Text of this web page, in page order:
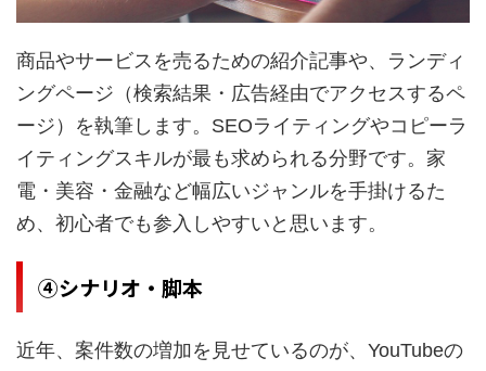
商品やサービスを売るための紹介記事や、ランディ
ングページ（検索結果・広告経由でアクセスするペ
ージ）を執筆します。SEOライティングやコピーラ
イティングスキルが最も求められる分野です。家
電・美容・金融など幅広いジャンルを手掛けるた
め、初心者でも参入しやすいと思います。
④シナリオ・脚本
近年、案件数の増加を見せているのが、YouTubeの